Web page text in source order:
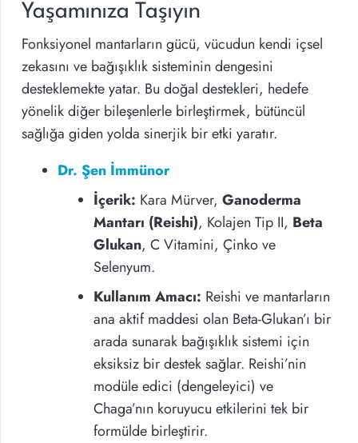
Yaşamınıza Taşıyın
Fonksiyonel mantarların gücü, vücudun kendi içsel
zekasını ve bağışıklık sisteminin dengesini
desteklemekte yatar. Bu doğal destekleri, hedefe
yönelik diğer bileşenlerle birleştirmek, bütüncül
sağlığa giden yolda sinerjik bir etki yaratır.
Dr. Şen İmmünor
İçerik: Kara Mürver, Ganoderma
Mantarı (Reishi), Kolajen Tip II, Beta
Glukan, C Vitamini, Çinko ve
Selenyum.
Kullanım Amacı: Reishi ve mantarların
ana aktif maddesi olan Beta-Glukan’ı bir
arada sunarak bağışıklık sistemi için
eksiksiz bir destek sağlar. Reishi’nin
modüle edici (dengeleyici) ve
Chaga’nın koruyucu etkilerini tek bir
formülde birleştirir.